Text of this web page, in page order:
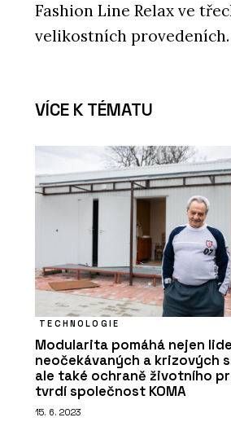
Fashion Line Relax ve
velikostních provedeních.
VÍCE K TÉMATU
TECHNOLOGIE
Modularita pomáhá nejen
neočekávaných a krizových
ale také ochraně životního
tvrdí společnost KOMA
15. 6. 2023